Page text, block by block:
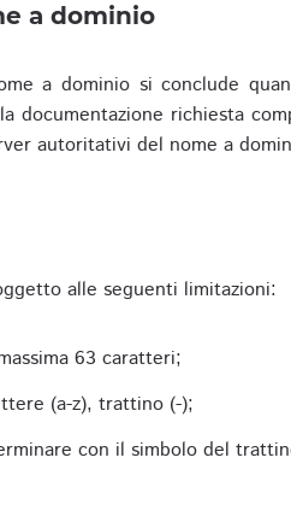
a dominio
a dominio si conclude
documentazione richiesta
autoritativi del nome a
alle seguenti limitazioni:
63 caratteri;
(a-z), trattino (-);
con il simbolo del